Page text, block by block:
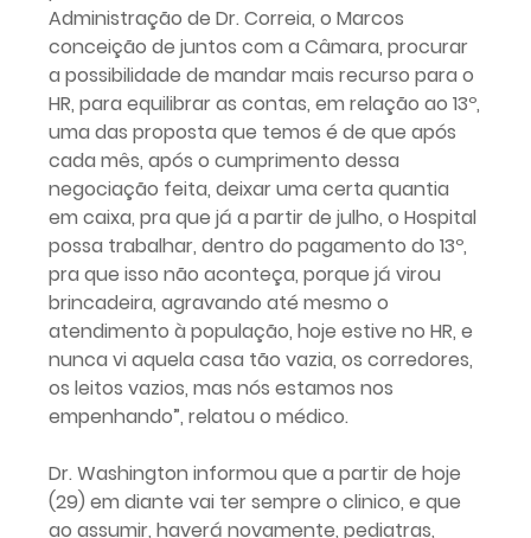
Administração de Dr. Correia, o Marcos
conceição de juntos com a Câmara, procurar
a possibilidade de mandar mais recurso para o
HR, para equilibrar as contas, em relação ao 13º,
uma das proposta que temos é de que após
cada mês, após o cumprimento dessa
negociação feita, deixar uma certa quantia
em caixa, pra que já a partir de julho, o Hospital
possa trabalhar, dentro do pagamento do 13º,
pra que isso não aconteça, porque já virou
brincadeira, agravando até mesmo o
atendimento à população, hoje estive no HR, e
nunca vi aquela casa tão vazia, os corredores,
os leitos vazios, mas nós estamos nos
empenhando”, relatou o médico.
Dr. Washington informou que a partir de hoje
(29) em diante vai ter sempre o clinico, e que
ao assumir, haverá novamente, pediatras,